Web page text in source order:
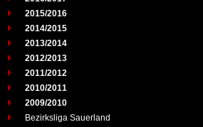
2015/2016
2014/2015
2013/2014
2012/2013
2011/2012
2010/2011
2009/2010
Bezirksliga Sauerland